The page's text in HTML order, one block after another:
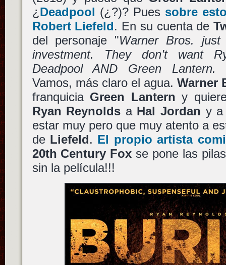
¿ Deadpool (¿?)? Pues sobre
Robert Liefeld. En su cuenta de
del personaje "Warner Bros.
investment. They don’t want
Deadpool AND Green
Vamos, más claro el agua.Warner
franquicia Green Lantern y
Ryan Reynolds a Hal Jordan y a
estar muy pero que muy atento a
de Liefeld. El propio artista
20th Century Fox se pone las
sin la película!!!